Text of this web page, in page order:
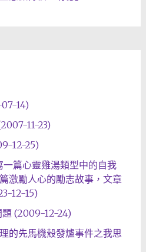
14)
11-23)
12-25)
篇心靈雞湯類型中的自我
激勵人心的勵志故事，文章
12-15)
(2009-12-24)
的先馬機殼發爐事件之我思